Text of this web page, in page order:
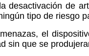
desactivación de
tipo de riesgo
el
sin que se